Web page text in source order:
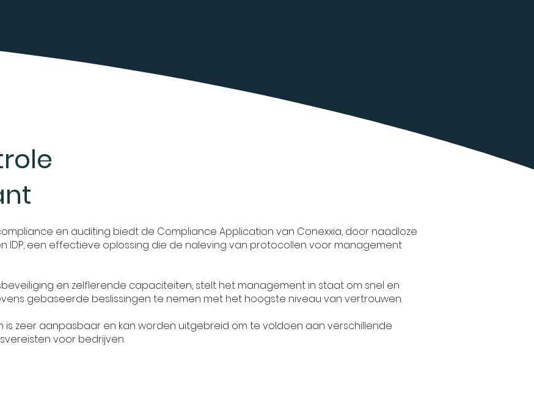
en auditing biedt de Compliance Application van Conexxia, door naadloze
IDP, een effectieve oplossing die de naleving van protocollen voor management
en zelflerende capaciteiten, stelt het management in staat om snel en
gebaseerde beslissingen te nemen met het hoogste niveau van vertrouwen.
is zeer aanpasbaar en kan worden uitgebreid om te voldoen aan verschillende
voor bedrijven.